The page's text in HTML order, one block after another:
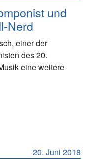
und
Nerd
einer der
des 20.
eine weitere
20. Juni 2018